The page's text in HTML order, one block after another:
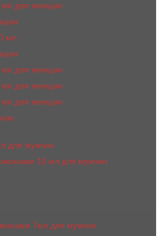
для женщин
мл
мл для женщин
мл для женщин
мл для женщин
для мужчин
10 мл для мужчин
7мл для мужчин